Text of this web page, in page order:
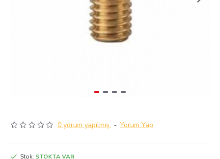
0 yorum yapılmış. - Yorum Yap
Stok: STOKTA VAR